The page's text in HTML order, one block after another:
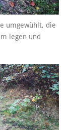
umgewühlt, die
legen und